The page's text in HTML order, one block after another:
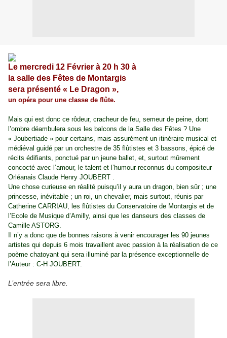
Le mercredi 12 Février à 20 h 30 à
la salle des Fêtes de Montargis
sera présenté « Le Dragon »,
un opéra pour une classe de flûte.
Mais qui est donc ce rôdeur, cracheur de feu, semeur de peine, dont
l’ombre déambulera sous les balcons de la Salle des Fêtes ? Une
« Joubertiade » pour certains, mais assurément un itinéraire musical et
médiéval guidé par un orchestre de 35 flûtistes et 3 bassons, épicé de
récits édifiants, ponctué par un jeune ballet, et, surtout mûrement
concocté avec l’amour, le talent et l’humour reconnus du compositeur
Orléanais Claude Henry JOUBERT .
Une chose curieuse en réalité puisqu’il y aura un dragon, bien sûr ; une
princesse, inévitable ; un roi, un chevalier, mais surtout, réunis par
Catherine CARRIAU, les flûtistes du Conservatoire de Montargis et de
l’Ecole de Musique d’Amilly, ainsi que les danseurs des classes de
Camille ASTORG.
Il n’y a donc que de bonnes raisons à venir encourager les 90 jeunes
artistes qui depuis 6 mois travaillent avec passion à la réalisation de ce
poème chatoyant qui sera illuminé par la présence exceptionnelle de
l’Auteur : C-H JOUBERT.
L’entrée sera libre.